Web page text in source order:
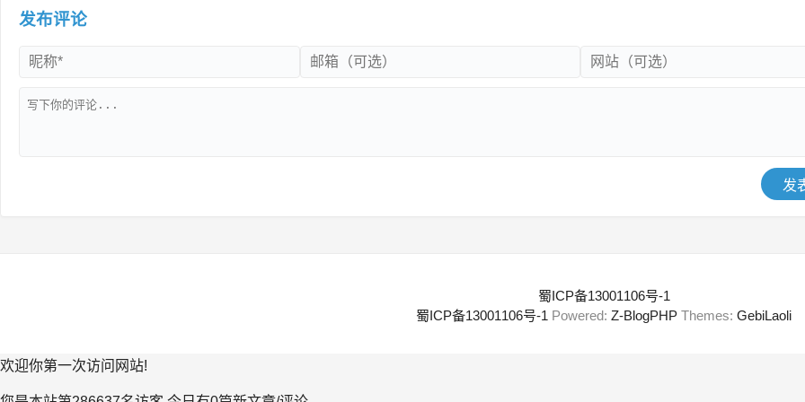
发布评论
发
蜀ICP备13001106号-1
蜀ICP备13001106号-1 Powered: Z-BlogPHP Themes: GebiLaoli
欢迎你第一次访问网站!